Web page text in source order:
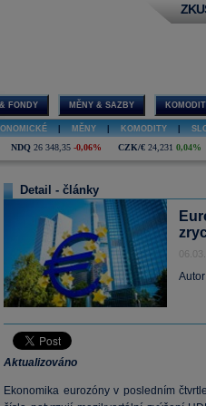
FONDY MĚNY & SAZBY
MĚNY KOMODITY
NDQ 26 348,35 -0,06% CZK/€ 24,231 0,04%
Detail - články
Aktualizováno
Ekonomika eurozóny v posledním